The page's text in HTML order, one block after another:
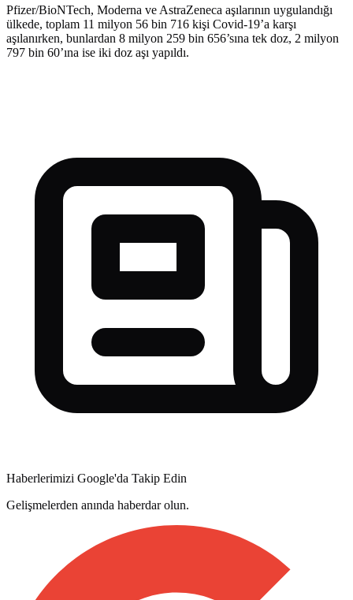
Pfizer/BioNTech, Moderna ve AstraZeneca aşılarının uygulandığı
ülkede, toplam 11 milyon 56 bin 716 kişi Covid-19’a karşı
aşılanırken, bunlardan 8 milyon 259 bin 656’sına tek doz, 2 milyon
797 bin 60’ına ise iki doz aşı yapıldı.
Haberlerimizi Google'da Takip Edin
Gelişmelerden anında haberdar olun.